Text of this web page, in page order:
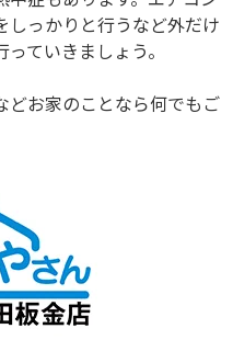
しっかりと行うなど外だけ
ていきましょう。
どお家のことなら何でもご